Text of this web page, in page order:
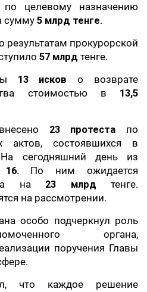
целевому назначению
сумму 5 млрд тенге.
прокурорской
57 млрд тенге.
13 исков о возврате
стоимостью в 13,5
23 протеста по
актов, состоявшихся в
сегодняшний день из
16. По ним ожидается
на 23 млрд тенге.
на рассмотрении.
особо подчеркнул роль
органа,
поручения Главы
что каждое решение